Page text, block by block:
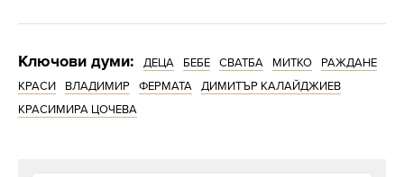
Ключови думи: ДЕЦА БЕБЕ СВАТБА МИТКО
РАЖДАНЕ
КРАСИ
ВЛАДИМИР ФЕРМАТА
ДИМИТЪР КАЛАЙДЖИЕВ
КРАСИМИРА ЦОЧЕВА